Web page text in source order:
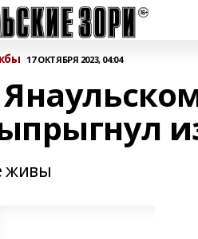
17 ОКТЯБРЯ 2023, 04:04
живы